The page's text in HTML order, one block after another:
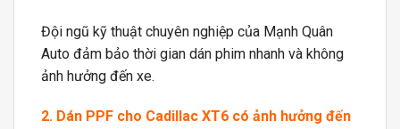
Đội ngũ kỹ thuật chuyên nghiệp của Mạnh Quân
Auto đảm bảo thời gian dán phim nhanh và không
ảnh hưởng đến xe.
2. Dán PPF cho Cadillac XT6 có ảnh hưởng đến